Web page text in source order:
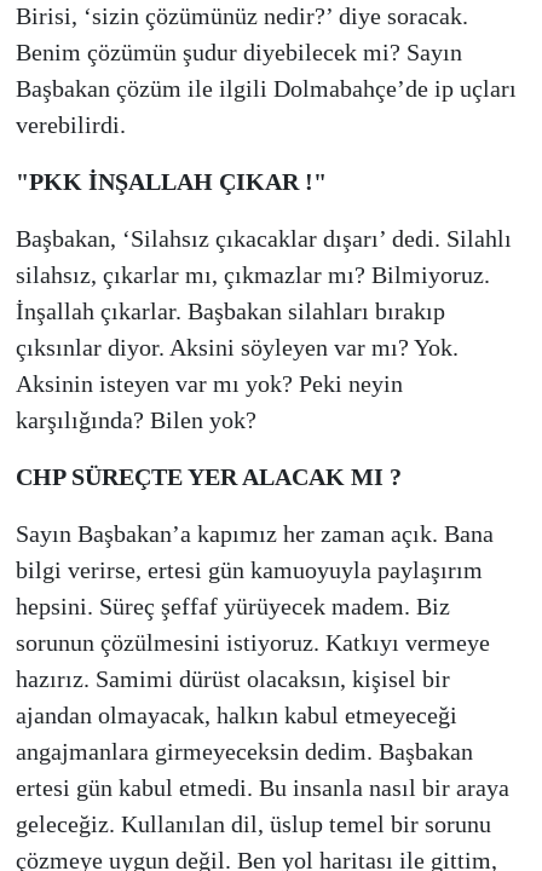
Birisi, ‘sizin çözümünüz nedir?’ diye soracak.
Benim çözümün şudur diyebilecek mi? Sayın
Başbakan çözüm ile ilgili Dolmabahçe’de ip uçları
verebilirdi.
"PKK İNŞALLAH ÇIKAR !"
Başbakan, ‘Silahsız çıkacaklar dışarı’ dedi. Silahlı
silahsız, çıkarlar mı, çıkmazlar mı? Bilmiyoruz.
İnşallah çıkarlar. Başbakan silahları bırakıp
çıksınlar diyor. Aksini söyleyen var mı? Yok.
Aksinin isteyen var mı yok? Peki neyin
karşılığında? Bilen yok?
CHP SÜREÇTE YER ALACAK MI ?
Sayın Başbakan’a kapımız her zaman açık. Bana
bilgi verirse, ertesi gün kamuoyuyla paylaşırım
hepsini. Süreç şeffaf yürüyecek madem. Biz
sorunun çözülmesini istiyoruz. Katkıyı vermeye
hazırız. Samimi dürüst olacaksın, kişisel bir
ajandan olmayacak, halkın kabul etmeyeceği
angajmanlara girmeyeceksin dedim. Başbakan
ertesi gün kabul etmedi. Bu insanla nasıl bir araya
geleceğiz. Kullanılan dil, üslup temel bir sorunu
çözmeye uygun değil. Ben yol haritası ile gittim,